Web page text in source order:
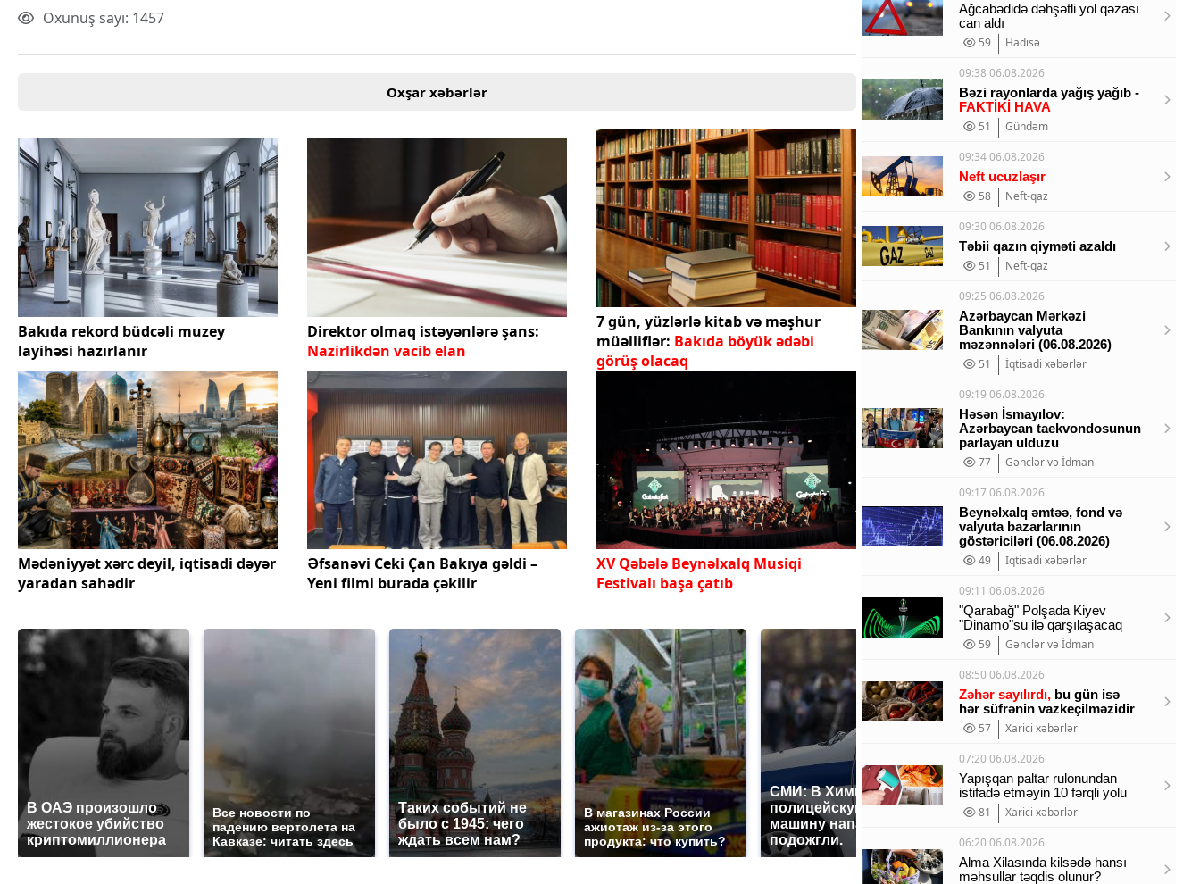
Oxunuş sayı: 1457
Oxşar xəbərlər
Bakıda rekord büdcəli muzey
layihəsi hazırlanır
Direktor olmaq istəyənlərə şans:
Nazirlikdən vacib elan
7 gün, yüzlərlə kitab və məşhur
müəlliflər: Bakıda böyük ədəbi
görüş olacaq
Mədəniyyət xərc deyil, iqtisadi dəyər
yaradan sahədir
Əfsanəvi Ceki Çan Bakıya gəldi –
Yeni filmi burada çəkilir
XV Qəbələ Beynəlxalq Musiqi
Festivalı başa çatıb
В ОАЭ произошло
жестокое убийство
криптомиллионера
Все новости по
падению вертолета на
Кавказе: читать здесь
Таких событий не
было с 1945: чего
ждать всем нам?
В магазинах России
ажиотаж из-за этого
продукта: что купить?
СМИ: В Химках на
полицейскую
машину напали и
подожгли.
Где будет встреча
президентов США и
России: Европа?
Ağcabədidə dəhşətli yol qəzası
can aldı
59
Hadisə
09:38 06.08.2026
Bəzi rayonlarda yağış yağıb -
FAKTİKİ HAVA
51
Gündəm
09:34 06.08.2026
Neft ucuzlaşır
58
Neft-qaz
09:30 06.08.2026
Təbii qazın qiyməti azaldı
51
Neft-qaz
09:25 06.08.2026
Azərbaycan Mərkəzi
Bankının valyuta
məzənnələri (06.08.2026)
51
İqtisadi xəbərlər
09:19 06.08.2026
Həsən İsmayılov:
Azərbaycan taekvondosunun
parlayan ulduzu
77
Gənclər və İdman
09:17 06.08.2026
Beynəlxalq əmtəə, fond və
valyuta bazarlarının
göstəriciləri (06.08.2026)
49
İqtisadi xəbərlər
09:11 06.08.2026
"Qarabağ" Polşada Kiyev
"Dinamo"su ilə qarşılaşacaq
59
Gənclər və İdman
08:50 06.08.2026
Zəhər sayılırdı, bu gün isə
hər süfrənin vazkeçilməzidir
57
Xarici xəbərlər
07:20 06.08.2026
Yapışqan paltar rulonundan
istifadə etməyin 10 fərqli yolu
81
Xarici xəbərlər
06:20 06.08.2026
Alma Xilasında kilsədə hansı
məhsullar təqdis olunur?